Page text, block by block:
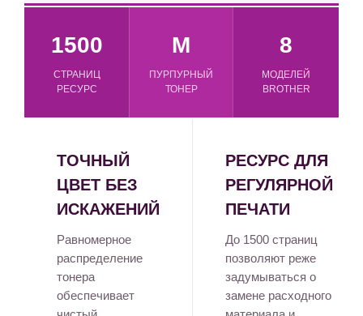
1500
СТРАНИЦ
РЕСУРС
M
ПУРПУРНЫЙ
ТОНЕР
8
МОДЕЛЕЙ
BROTHER
ТОЧНЫЙ
ЦВЕТ БЕЗ
ИСКАЖЕНИЙ
Равномерное
распределение
тонера
обеспечивает
РЕСУРС ДЛЯ
РЕГУЛЯРНОЙ
ПЕЧАТИ
До 1500 страниц
позволяют реже
задумываться о
замене расходного